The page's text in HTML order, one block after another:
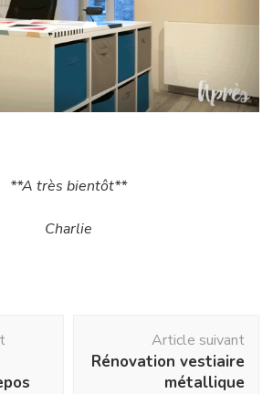
**A très bientôt**
Charlie
Article suivant
Rénovation vestiaire
métallique